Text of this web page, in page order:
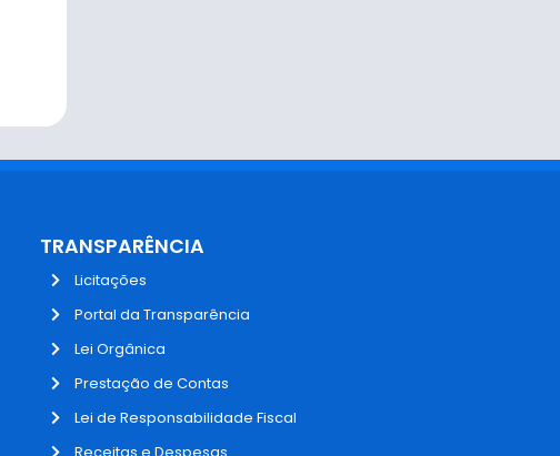
TRANSPARÊNCIA
Licitações
Portal da Transparência
Lei Orgânica
Prestação de Contas
Lei de Responsabilidade Fiscal